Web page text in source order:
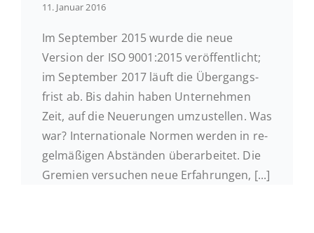
11. Januar 2016
Im Sep­tem­ber 2015 wurde die neue
Version der ISO 9001:2015 ver­öf­fent­licht;
im Sep­tem­ber 2017 läuft die Über­gangs­
frist ab. Bis dahin haben Un­ter­neh­men
Zeit, auf die Neue­run­gen um­zu­stel­len. Was
war? In­ter­na­tio­na­le Normen werden in re­
gel­mä­ßi­gen Ab­stän­den über­ar­bei­tet. Die
Gremien ver­su­chen neue Erfahrungen, [...]